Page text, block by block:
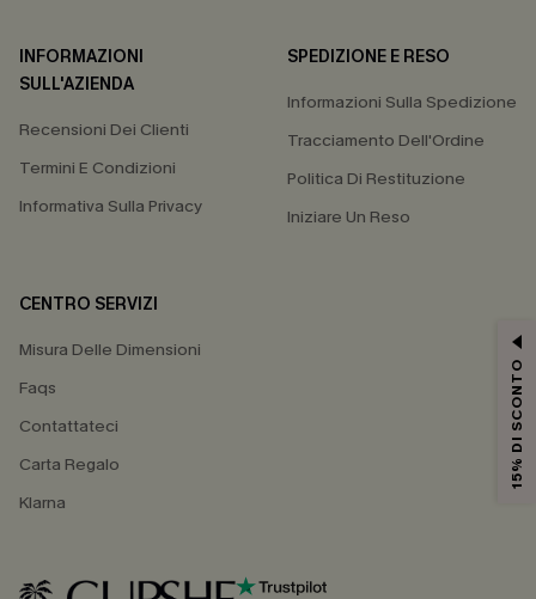
INFORMAZIONI
SULL'AZIENDA
Recensioni Dei Clienti
Termini E Condizioni
Informativa Sulla Privacy
SPEDIZIONE E RESO
Informazioni Sulla Spedizione
Tracciamento Dell'Ordine
Politica Di Restituzione
Iniziare Un Reso
CENTRO SERVIZI
Misura Delle Dimensioni
Faqs
Contattateci
Carta Regalo
Klarna
15% DI SCONTO